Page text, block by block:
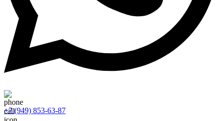
+7 (949) 853-63-87